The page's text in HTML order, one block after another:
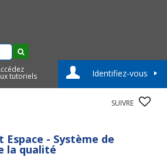
tutoriels Identifiez-vous
SUIVRE
- Système de
la qualité